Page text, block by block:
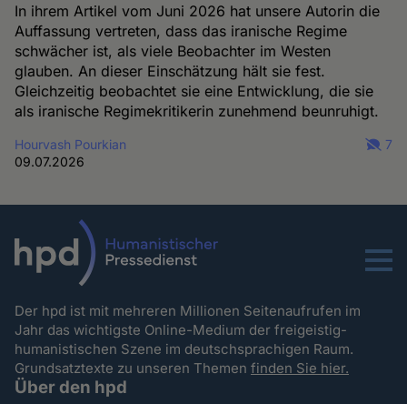
In ihrem Artikel vom Juni 2026 hat unsere Autorin die
Auffassung vertreten, dass das iranische Regime
schwächer ist, als viele Beobachter im Westen
glauben. An dieser Einschätzung hält sie fest.
Gleichzeitig beobachtet sie eine Entwicklung, die sie
als iranische Regimekritikerin zunehmend beunruhigt.
Hourvash Pourkian
09.07.2026
7
Menu
Der hpd ist mit mehreren Millionen Seitenaufrufen im
Jahr das wichtigste Online-Medium der freigeistig-
humanistischen Szene im deutschsprachigen Raum.
Grundsatztexte zu unseren Themenfinden Sie hier.
Über den hpd